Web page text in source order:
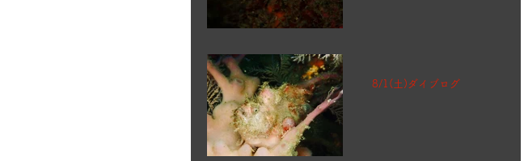
8/1(土)ダイブログ